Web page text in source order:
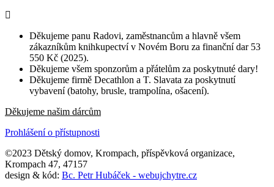
Děkujeme panu Radovi, zaměstnancům a hlavně všem
zákazníkům knihkupectví v Novém Boru za finanční dar 53
550 Kč (2025).
Děkujeme všem sponzorům a přátelům za poskytnuté dary!
Děkujeme firmě Decathlon a T. Slavata za poskytnutí
vybavení (batohy, brusle, trampolína, ošacení).
Děkujeme našim dárcům
Prohlášení o přístupnosti
©2023 Dětský domov, Krompach, příspěvková organizace,
Krompach 47, 47157
design & kód: Bc. Petr Hubáček - webujchytre.cz